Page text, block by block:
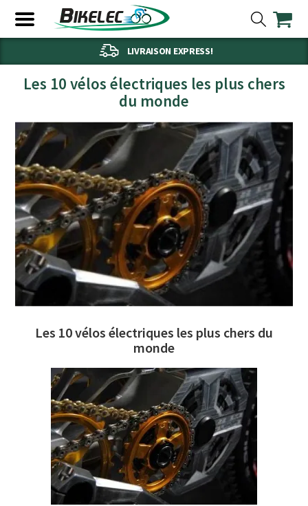
LIVRAISON EXPRESS!
Les 10 vélos électriques les plus chers
du monde
Les 10 vélos électriques les plus chers du
monde